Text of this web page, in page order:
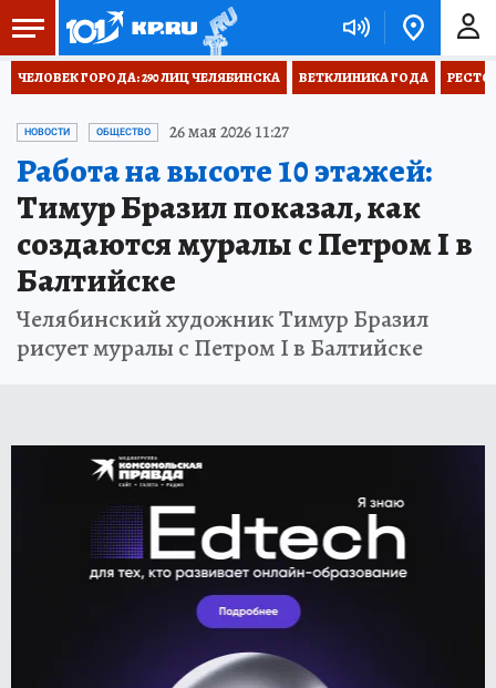
ЧЕЛОВЕК ГОРОДА: 290 ЛИЦ ЧЕЛЯБИНСКА ВЕТКЛИНИКА ГОДА
НОВОСТИ ОБЩЕСТВО 26 мая 2026 11:27
Работа на высоте 10 этажей:
Тимур Бразил показал, как
создаются муралы с Петром I в
Балтийске
Челябинский художник Тимур Бразил
рисует муралы с Петром I в Балтийске